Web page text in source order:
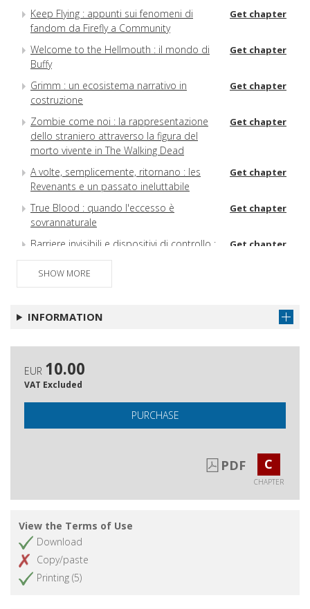
Keep Flying : appunti sui fenomeni di
fandom da Firefly a Community
Get chapter
Welcome to the Hellmouth : il mondo di
Buffy
Get chapter
Grimm : un ecosistema narrativo in
costruzione
Get chapter
Zombie come noi : la rappresentazione
dello straniero attraverso la figura del
morto vivente in The Walking Dead
Get chapter
A volte, semplicemente, ritornano : les
Revenants e un passato ineluttabile
Get chapter
True Blood : quando l'eccesso è
sovrannaturale
Get chapter
Barriere invisibili e dispositivi di controllo :
il confronto fra i mondi in Person of
Interest
Get chapter
Battlestar Galactica : la musica, il sonoro
Get chapter
Gli autori
SHOW MORE
INFORMATION
EUR 10.00
VAT Excluded
PURCHASE
PDF C
CHAPTER
View the Terms of Use
Download
Copy/paste
Printing (5)